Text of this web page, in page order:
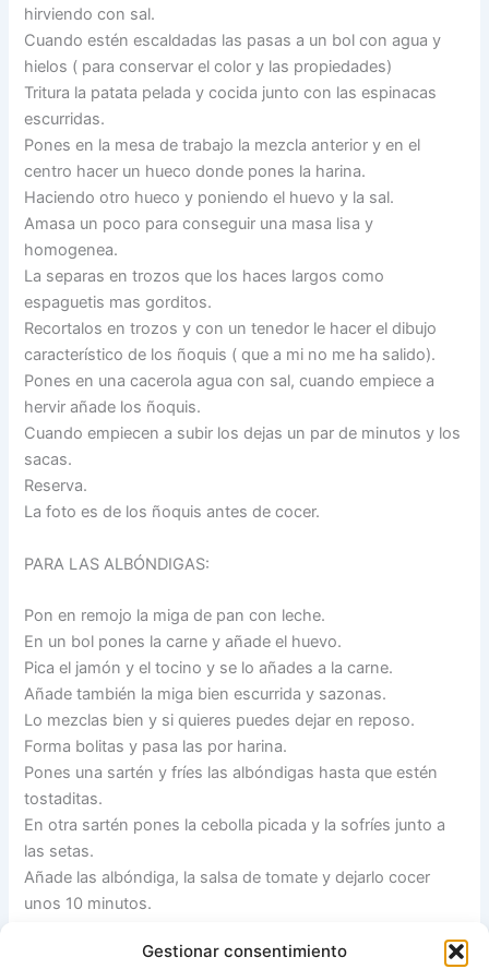
Gestionar consentimiento
hirviendo con sal.
Cuando estén escaldadas las pasas a un bol con agua y
hielos ( para conservar el color y las propiedades)
Tritura la patata pelada y cocida junto con las espinacas
escurridas.
Pones en la mesa de trabajo la mezcla anterior y en el
centro hacer un hueco donde pones la harina.
Haciendo otro hueco y poniendo el huevo y la sal.
Amasa un poco para conseguir una masa lisa y
homogenea.
La separas en trozos que los haces largos como
espaguetis mas gorditos.
Recortalos en trozos y con un tenedor le hacer el dibujo
característico de los ñoquis ( que a mi no me ha salido).
Pones en una cacerola agua con sal, cuando empiece a
hervir añade los ñoquis.
Cuando empiecen a subir los dejas un par de minutos y los
sacas.
Reserva.
La foto es de los ñoquis antes de cocer.
PARA LAS ALBÓNDIGAS:
Pon en remojo la miga de pan con leche.
En un bol pones la carne y añade el huevo.
Pica el jamón y el tocino y se lo añades a la carne.
Añade también la miga bien escurrida y sazonas.
Lo mezclas bien y si quieres puedes dejar en reposo.
Forma bolitas y pasa las por harina.
Pones una sartén y fríes las albóndigas hasta que estén
tostaditas.
En otra sartén pones la cebolla picada y la sofríes junto a
las setas.
Añade las albóndiga, la salsa de tomate y dejarlo cocer
unos 10 minutos.
Cuando ya haya pasado este tiempo añade a la sartén los